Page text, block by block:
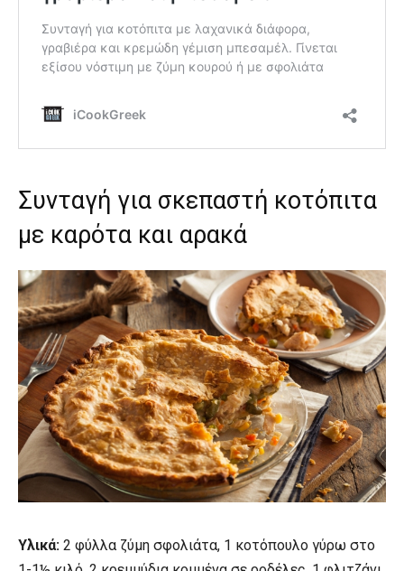
Συνταγή για σκεπαστή κοτόπιτα
με καρότα και αρακά
Υλικά: 2 φύλλα ζύμη σφολιάτα, 1 κοτόπουλο γύρω στο